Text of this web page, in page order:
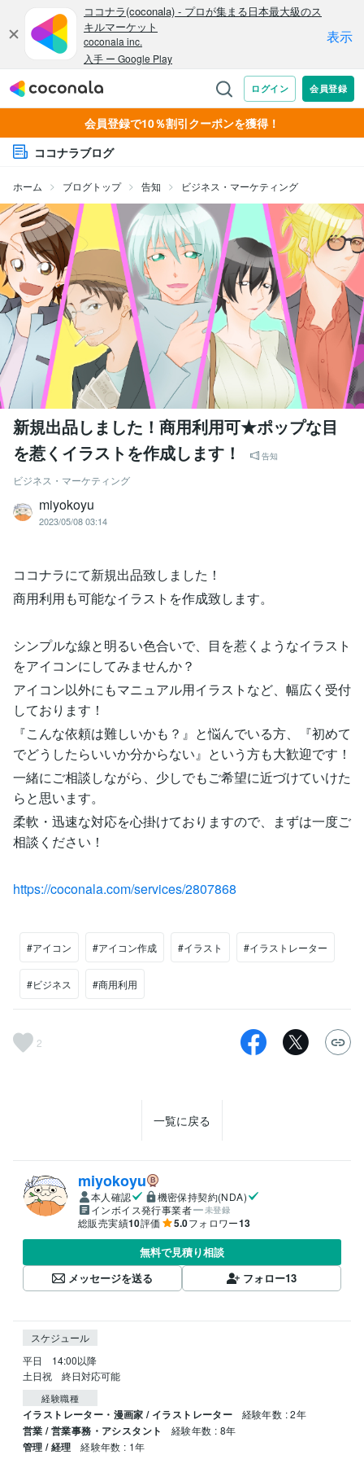
会員登録で10％割引クーポンを獲得！
ココナラブログ
ホーム ブログトップ 告知 ビジネス・マーケティング
新規出品しました！商用利用可★ポップな目
を惹くイラストを作成します！
告知
ビジネス・マーケティング
miyokoyu
2023/05/08 03:14
ココナラにて新規出品致しました！
商用利用も可能なイラストを作成致します。
シンプルな線と明るい色合いで、目を惹くようなイラスト
をアイコンにしてみませんか？
アイコン以外にもマニュアル用イラストなど、幅広く受付
しております！
『こんな依頼は難しいかも？』と悩んでいる方、『初めて
でどうしたらいいか分からない』という方も大歓迎です！
一緒にご相談しながら、少しでもご希望に近づけていけた
らと思います。
柔軟・迅速な対応を心掛けておりますので、まずは一度ご
相談ください！
https://coconala.com/services/2807868
#アイコン #アイコン作成 #イラスト #イラストレーター
#ビジネス #商用利用
2
一覧に戻る
miyokoyu
本人確認
機密保持契約(NDA)
インボイス発行事業者
未登録
総販売実績10評価 5.0フォロワー13
無料で見積り相談
メッセージを送る
フォロー13
スケジュール
平日　14:00以降
土日祝　終日対応可能
経験職種
イラストレーター・漫画家 / イラストレーター 経験年数 : 2年
営業 / 営業事務・アシスタント 経験年数 : 8年
管理 / 経理 経験年数 : 1年